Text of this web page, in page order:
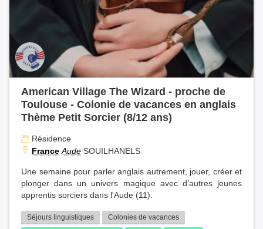
American Village The Wizard - proche de
Toulouse - Colonie de vacances en anglais
Thème Petit Sorcier (8/12 ans)
Résidence
France Aude SOUILHANELS
Une semaine pour parler anglais autrement, jouer, créer et
plonger dans un univers magique avec d’autres jeunes
apprentis sorciers dans l'Aude (11).
Séjours linguistiques
Colonies de vacances